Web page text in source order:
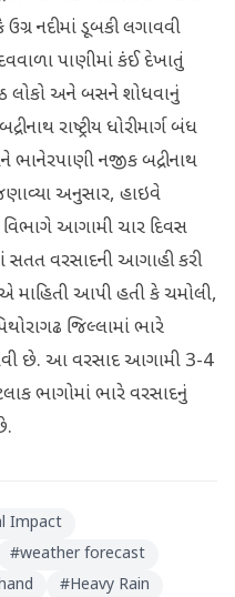
નદીમાં ડૂબકી લગાવવી
પાણીમાં કંઈ દેખાતું
લોકો અને બસને શોધવાનું
રાષ્ટ્રીય ધોરીમાર્ગ બંધ
ભાનેરપાણી નજીક બદ્રીનાથ
જણાવ્યા અનુસાર, હાઇવે
વિભાગે આગામી ચાર દિવસ
સતત વરસાદની આગાહી કરી
એ માહિતી આપી હતી કે ચમોલી,
જિલ્લામાં ભારે
છે. આ વરસાદ આગામી 3-4
ભાગોમાં ભારે વરસાદનું
Impact
#weather forecast
#Heavy Rain